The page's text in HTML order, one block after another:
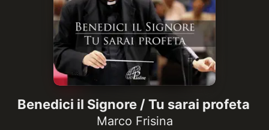
Benedici il Signore / Tu sarai profeta
Marco Frisina